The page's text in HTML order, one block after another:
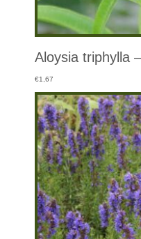
Aloysia triphylla
€1,67